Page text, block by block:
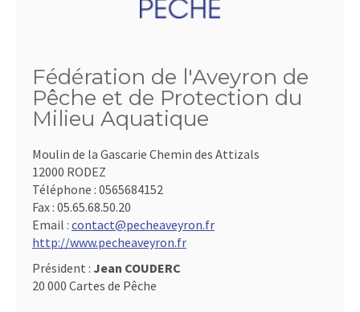
Fédération de l'Aveyron de
Pêche et de Protection du
Milieu Aquatique
Moulin de la Gascarie Chemin des Attizals
12000 RODEZ
Téléphone : 0565684152
Fax : 05.65.68.50.20
Email : contact@pecheaveyron.fr
http://www.pecheaveyron.fr
Président : Jean COUDERC
20 000 Cartes de Pêche